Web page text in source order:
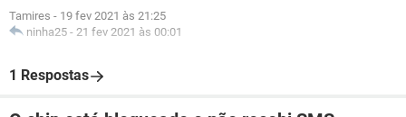
Tamires - 19 fev 2021 às 21:25
ninha25 - 21 fev 2021 às 00:01
1 Respostas